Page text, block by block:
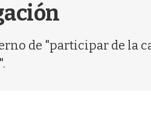
de "participar de la